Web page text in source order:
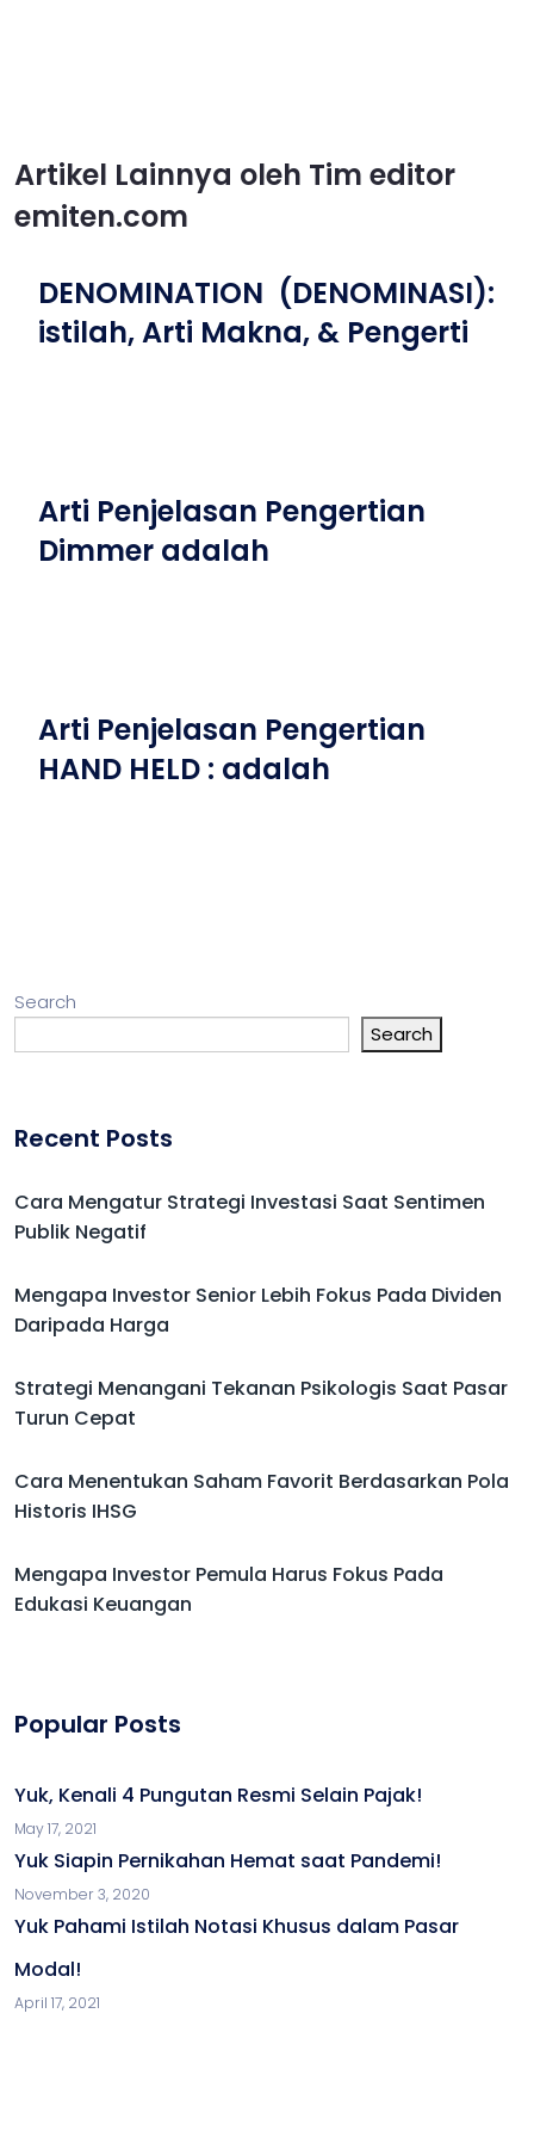
Artikel Lainnya oleh Tim editor
emiten.com
DENOMINATION (DENOMINASI):
istilah, Arti Makna, & Pengerti
Arti Penjelasan Pengertian
Dimmer adalah
Arti Penjelasan Pengertian
HAND HELD : adalah
Search
Search
Recent Posts
Cara Mengatur Strategi Investasi Saat Sentimen
Publik Negatif
Mengapa Investor Senior Lebih Fokus Pada Dividen
Daripada Harga
Strategi Menangani Tekanan Psikologis Saat Pasar
Turun Cepat
Cara Menentukan Saham Favorit Berdasarkan Pola
Historis IHSG
Mengapa Investor Pemula Harus Fokus Pada
Edukasi Keuangan
Popular Posts
Yuk, Kenali 4 Pungutan Resmi Selain Pajak!
May 17, 2021
Yuk Siapin Pernikahan Hemat saat Pandemi!
November 3, 2020
Yuk Pahami Istilah Notasi Khusus dalam Pasar
Modal!
April 17, 2021